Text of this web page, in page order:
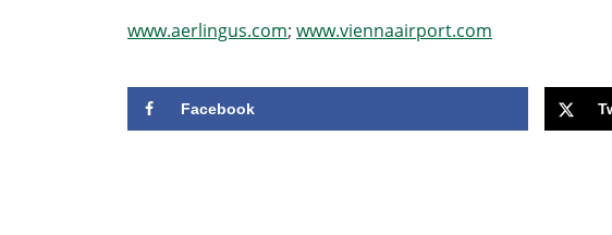
www.aerlingus.com; www.viennaairport.com
Facebook